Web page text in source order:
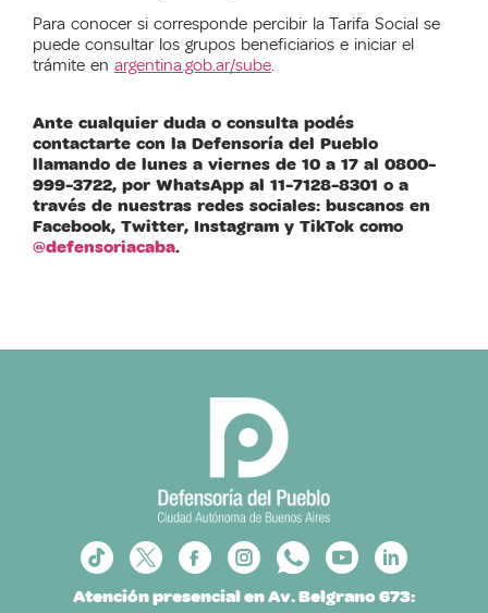
Para conocer si corresponde percibir la Tarifa Social se
puede consultar los grupos beneficiarios e iniciar el
trámite en argentina.gob.ar/sube.
Ante cualquier duda o consulta podés
contactarte con la Defensoría del Pueblo
llamando de lunes a viernes de 10 a 17 al 0800-
999-3722, por WhatsApp al 11-7128-8301 o a
través de nuestras redes sociales: buscanos en
Facebook, Twitter, Instagram y TikTok como
@defensoriacaba.
Atención presencial en Av. Belgrano 673: